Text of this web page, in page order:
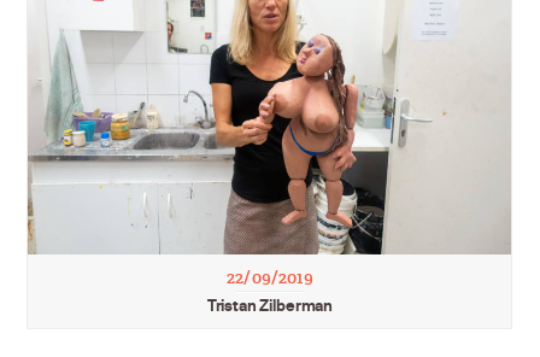
22/09/2019
Tristan Zilberman